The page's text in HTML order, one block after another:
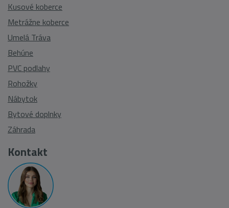
Kusové koberce
Metrážne koberce
Umelá Tráva
Behúne
PVC podlahy
Rohožky
Nábytok
Bytové doplnky
Záhrada
Kontakt